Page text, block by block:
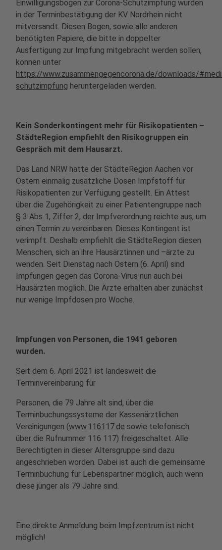
Einwilligungsbogen zur Corona-Schutzimpfung wurden
in der Terminbestätigung der KV Nordrhein nicht
mitversandt. Diesen Bogen, sowie alle anderen
benötigten Papiere, die bitte in doppelter
Ausfertigung zur Impfung mitgebracht werden sollen,
können unter
https://www.zusammengegencorona.de/downloads/
schutzimpfung heruntergeladen werden.
Kein Sonderkontingent mehr für Risikopatienten –
StädteRegion empfiehlt den Risikogruppen ein
Gespräch mit dem Hausarzt.
Das Land NRW hatte der StädteRegion Aachen vor
Ostern einmalig zusätzliche Dosen Impfstoff für
Risikopatienten zur Verfügung gestellt. Ein Attest
über die Zugehörigkeit zu einer Patientengruppe nach
§ 3 Abs 1, Ziffer 2, der Impfverordnung reichte aus, um
einen Termin zu vereinbaren. Dieses Kontingent ist
verimpft. Deshalb empfiehlt die StädteRegion diesen
Menschen, sich an ihre Hausärztinnen und –ärzte zu
wenden. Seit Dienstag nach Ostern (6. April) sind
Impfungen gegen das Corona-Virus nun auch bei
Hausärzten möglich. Die Ärzte erhalten aber zunächst
nur wenige Impfdosen pro Woche.
Impfungen von Personen, die 1941 geboren
wurden.
Seit dem 6. April 2021 ist landesweit die
Terminvereinbarung für
Personen, die 79 Jahre alt sind, über die
Terminbuchungssysteme der Kassenärztlichen
Vereinigungen (www.116117.de sowie telefonisch
über die Rufnummer 116 117) freigeschaltet. Alle
Berechtigten in dieser Altersgruppe sind dazu
angeschrieben worden. Dabei ist auch die gemeinsame
Terminbuchung für Lebenspartner möglich, auch wenn
diese jünger als 79 Jahre sind.
Eine direkte Anmeldung beim Impfzentrum ist nicht
möglich!